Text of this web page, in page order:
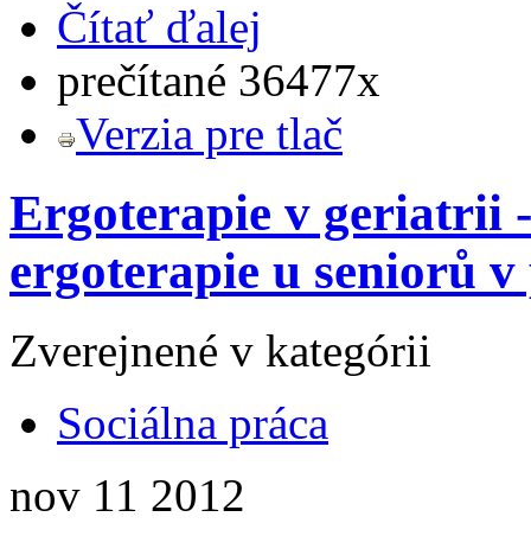
Čítať ďalej
prečítané 36477x
Verzia pre tlač
Ergoterapie v geriatrii
ergoterapie u seniorů
Zverejnené v kategórii
Sociálna práca
nov 11 2012